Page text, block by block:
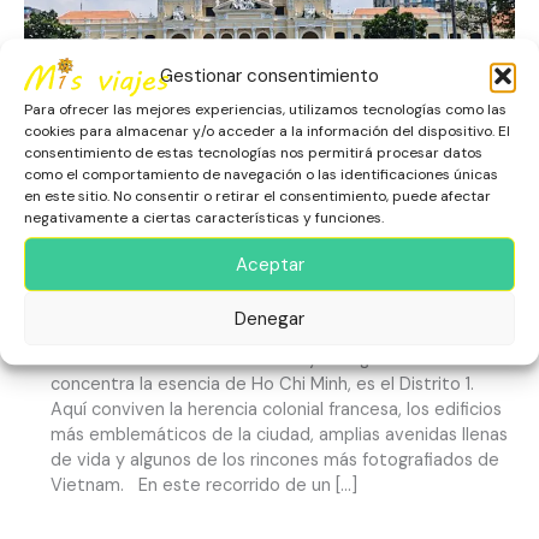
Gestionar consentimiento
Para ofrecer las mejores experiencias, utilizamos tecnologías como las
cookies para almacenar y/o acceder a la información del dispositivo. El
consentimiento de estas tecnologías nos permitirá procesar datos
como el comportamiento de navegación o las identificaciones únicas
en este sitio. No consentir o retirar el consentimiento, puede afectar
negativamente a ciertas características y funciones.
Aceptar
Denegar
Un Día en el Corazón de
Saigón: Recorrido por el
Ho Chi Minh,Patrimonio Histórico
concentra la esencia de Ho Chi Minh, es el Distrito 1.
Aquí conviven la herencia colonial francesa, los edificios
más emblemáticos de la ciudad, amplias avenidas llenas
de vida y algunos de los rincones más fotografiados de
Vietnam. En este recorrido de un […]
Saigón:
Recorrido
por
el
Distrito
1